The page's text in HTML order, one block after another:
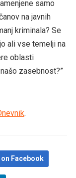
samo
na javnih
kriminala? Se
ali vse temelji na
oblasti
zasebnost?”
.
Facebook